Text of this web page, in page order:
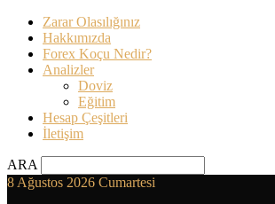
Zarar Olasılığınız
Hakkımızda
Forex Koçu Nedir?
Analizler
Doviz
Eğitim
Hesap Çeşitleri
İletişim
ARA
8 Ağustos 2026 Cumartesi